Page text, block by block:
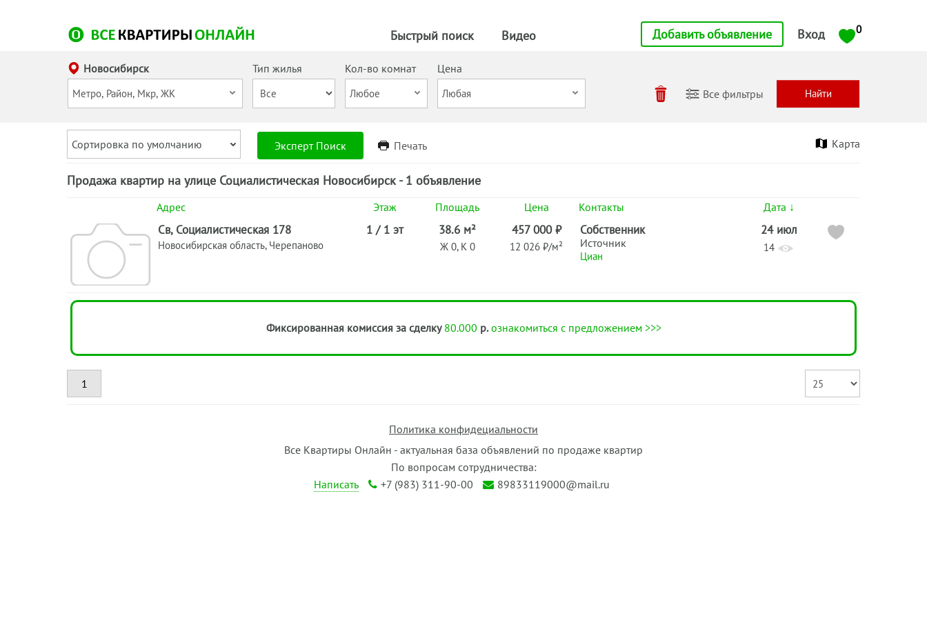
Быстрый поиск Видео Добавить объявление Вход 0
Новосибирск Тип жилья Кол-во комнат
Цена
Все фильтры
Сортировка по умолчанию Эксперт Поиск Печать Карта
Продажа квартир на улице Социалистическая Новосибирск - 1 объявление
Адрес Этаж Площадь Цена Контакты Дата ↓
Св, Социалистическая 178
Новосибирская область, Черепаново
1 / 1 эт 38.6 м²
Ж 0, К 0
457 000 ₽
12 026 ₽/м²
Собственник
Источник
Циан
24 июл
14
Фиксированная комиссия за сделку 80.000 р. ознакомиться с предложением >>>
1
Политика конфидециальности
Все Квартиры Онлайн - актуальная база объявлений по продаже квартир
По вопросам сотрудничества:
Написать
+7 (983) 311-90-00 89833119000@mail.ru